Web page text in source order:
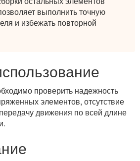
выполнить точную
и избежать повторной
проверить надежность
элементов, отсутствие
движения по всей длине